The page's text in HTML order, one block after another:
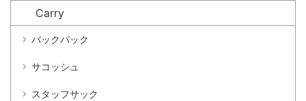
Carry
バックパック
サコッシュ
スタッフサック